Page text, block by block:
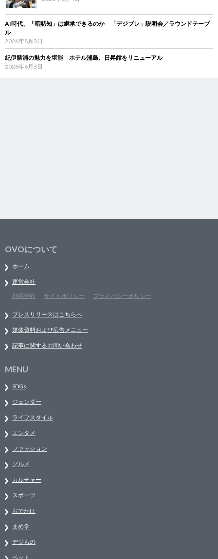
AI時代、「暗黙知」は継承できるのか 「デジブレ」説明会／ラウンドテーブ
ル
2026年8月3日
紀伊勝浦の魅力を堪能 ホテル浦島、日昇館をリニューアル
2026年8月3日
OVOについて
ホーム
運営会社
利用規約
サイトポリシー プライバシーポリシー
プレスリリースはこちらへ
媒体資料および広告メニュー
記事に関するお問い合わせ
MENU
SDGs
ジェンダー
ライフスタイル
エンタメ
ファッション
グルメ
カルチャー
スポーツ
おでかけ
まめ学
デジもの
ペット